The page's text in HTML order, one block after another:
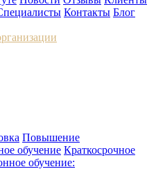
Контакты Блог
Повышение
обучение Краткосрочное
обучение: